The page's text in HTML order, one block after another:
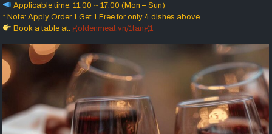
Applicable time: 11:00 ~ 17:00 (Mon – Sun)
* Note: Apply Order 1 Get 1 Free for only 4 dishes above
Book a table at: goldenmeat.vn/1tang1